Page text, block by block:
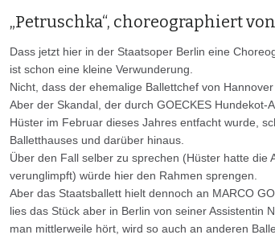
„Petruschka“, choreographiert von
Dass jetzt hier in der Staatsoper Berlin eine
ist schon eine kleine Verwunderung.
Nicht, dass der ehemalige Ballettchef von
Aber der Skandal, der durch GOECKES Hundekot-
Hüster im Februar dieses Jahres entfacht wurde,
Balletthauses und darüber hinaus.
Über den Fall selber zu sprechen (Hüster hatte die
verunglimpft) würde hier den Rahmen sprengen.
Aber das Staatsballett hielt dennoch an MARCO
lies das Stück aber in Berlin von seiner Assistentin
man mittlerweile hört, wird so auch an anderen